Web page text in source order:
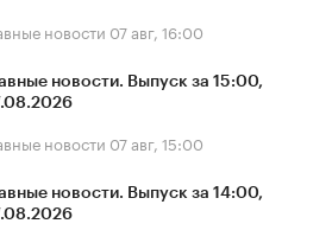
новости 07 авг, 16:00
новости. Выпуск за 15:00,
новости 07 авг, 15:00
новости. Выпуск за 14:00,